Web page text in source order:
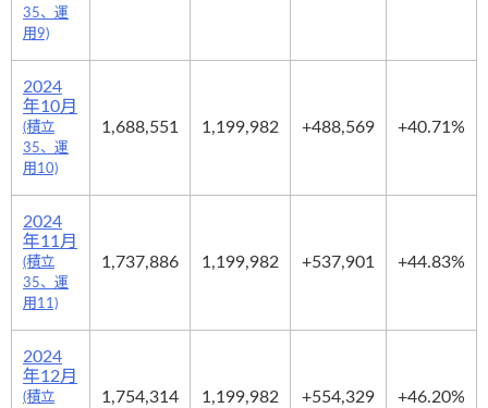
35、運
用9)
2024
年10月
(積立
35、運
用10)
1,688,551 1,199,982 +488,569 +40.71%
2024
年11月
(積立
35、運
用11)
1,737,886 1,199,982 +537,901 +44.83%
2024
年12月
(積立
1,754,314 1,199,982 +554,329 +46.20%